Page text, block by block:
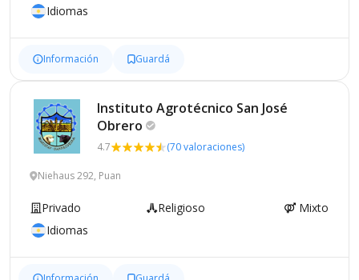
Idiomas
Información Guardá
Instituto Agrotécnico San José
Obrero
4.7 (70 valoraciones)
Niehaus 292, Puan
Privado Religioso
Mixto
Idiomas